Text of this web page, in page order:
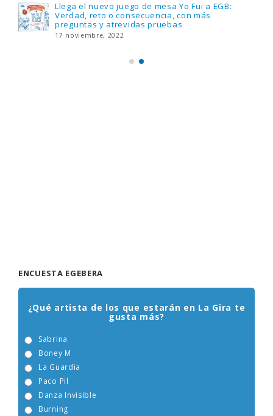
Llega el nuevo juego de mesa Yo Fui a EGB:
Verdad, reto o consecuencia, con más
preguntas y atrevidas pruebas
17 noviembre, 2022
ENCUESTA EGEBERA
¿Qué artista de los que estarán en La Gira te
gusta más?
Sabrina
Boney M
La Guardia
Paco Pil
Danza Invisible
Burning